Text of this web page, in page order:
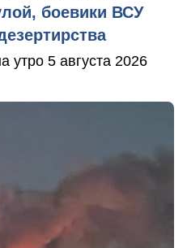
боевики ВСУ
утро 5 августа 2026